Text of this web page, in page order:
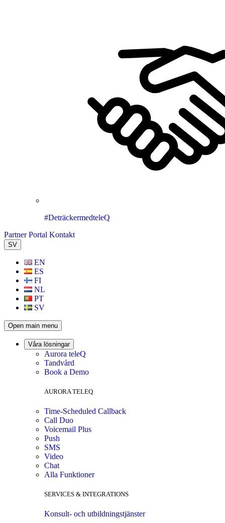
#DeträckermedteleQ
Partner Portal Kontakt
SV
EN
ES
FI
NL
PT
SV
Open main menu
Våra lösningar
Aurora teleQ
Tandvård
Book a Demo
AURORA TELEQ
Time-Scheduled Callback
Call Duo
Voicemail Plus
Push
SMS
Video
Chat
Alla Funktioner
SERVICES & INTEGRATIONS
Konsult- och utbildningstjänster